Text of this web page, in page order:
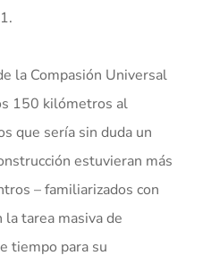
la Compasión Universal
150 kilómetros al
que sería sin duda un
estuvieran más
– familiarizados con
tarea masiva de
tiempo para su